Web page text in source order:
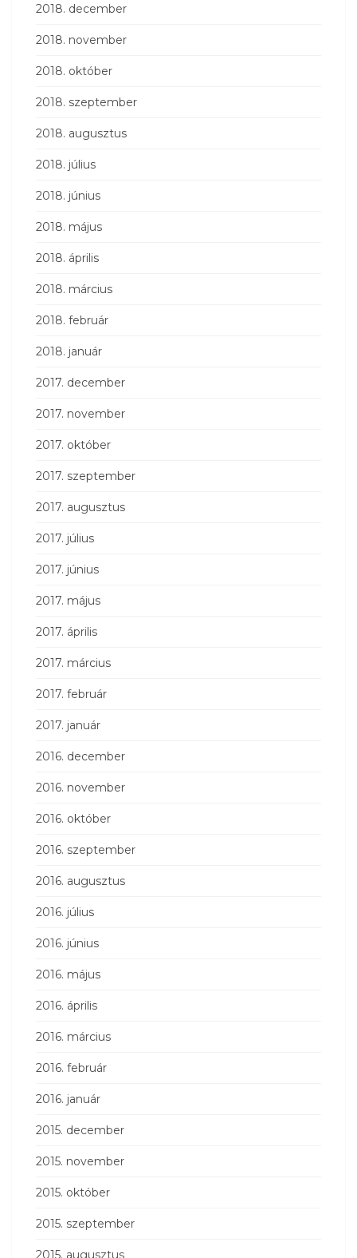
2018. december
2018. november
2018. október
2018. szeptember
2018. augusztus
2018. július
2018. június
2018. május
2018. április
2018. március
2018. február
2018. január
2017. december
2017. november
2017. október
2017. szeptember
2017. augusztus
2017. július
2017. június
2017. május
2017. április
2017. március
2017. február
2017. január
2016. december
2016. november
2016. október
2016. szeptember
2016. augusztus
2016. július
2016. június
2016. május
2016. április
2016. március
2016. február
2016. január
2015. december
2015. november
2015. október
2015. szeptember
2015. augusztus